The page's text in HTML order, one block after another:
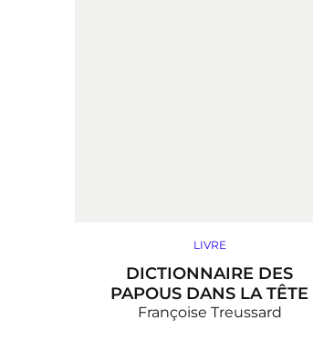
LIVRE
DICTIONNAIRE DES
PAPOUS DANS LA TÊTE
Françoise Treussard